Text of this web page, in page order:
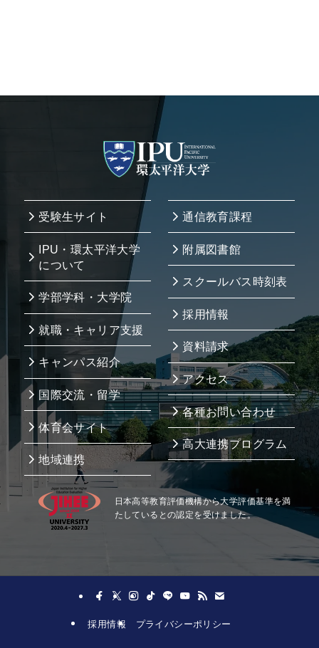
受験生サイト
IPU・環太平洋大学
について
学部学科・大学院
就職・キャリア支援
キャンパス紹介
国際交流・留学
体育会サイト
地域連携
通信教育課程
附属図書館
スクールバス時刻表
採用情報
資料請求
アクセス
各種お問い合わせ
高大連携プログラム
日本高等教育評価機構から大学評価基準を満
たしているとの認定を受けました。
採用情報 プライバシーポリシー